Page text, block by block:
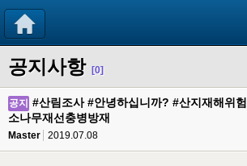
공지사항 [0]
공지
#산림조사 #안녕하십니까? #산지재해위
소나무재선충병방재
Master 2019.07.08